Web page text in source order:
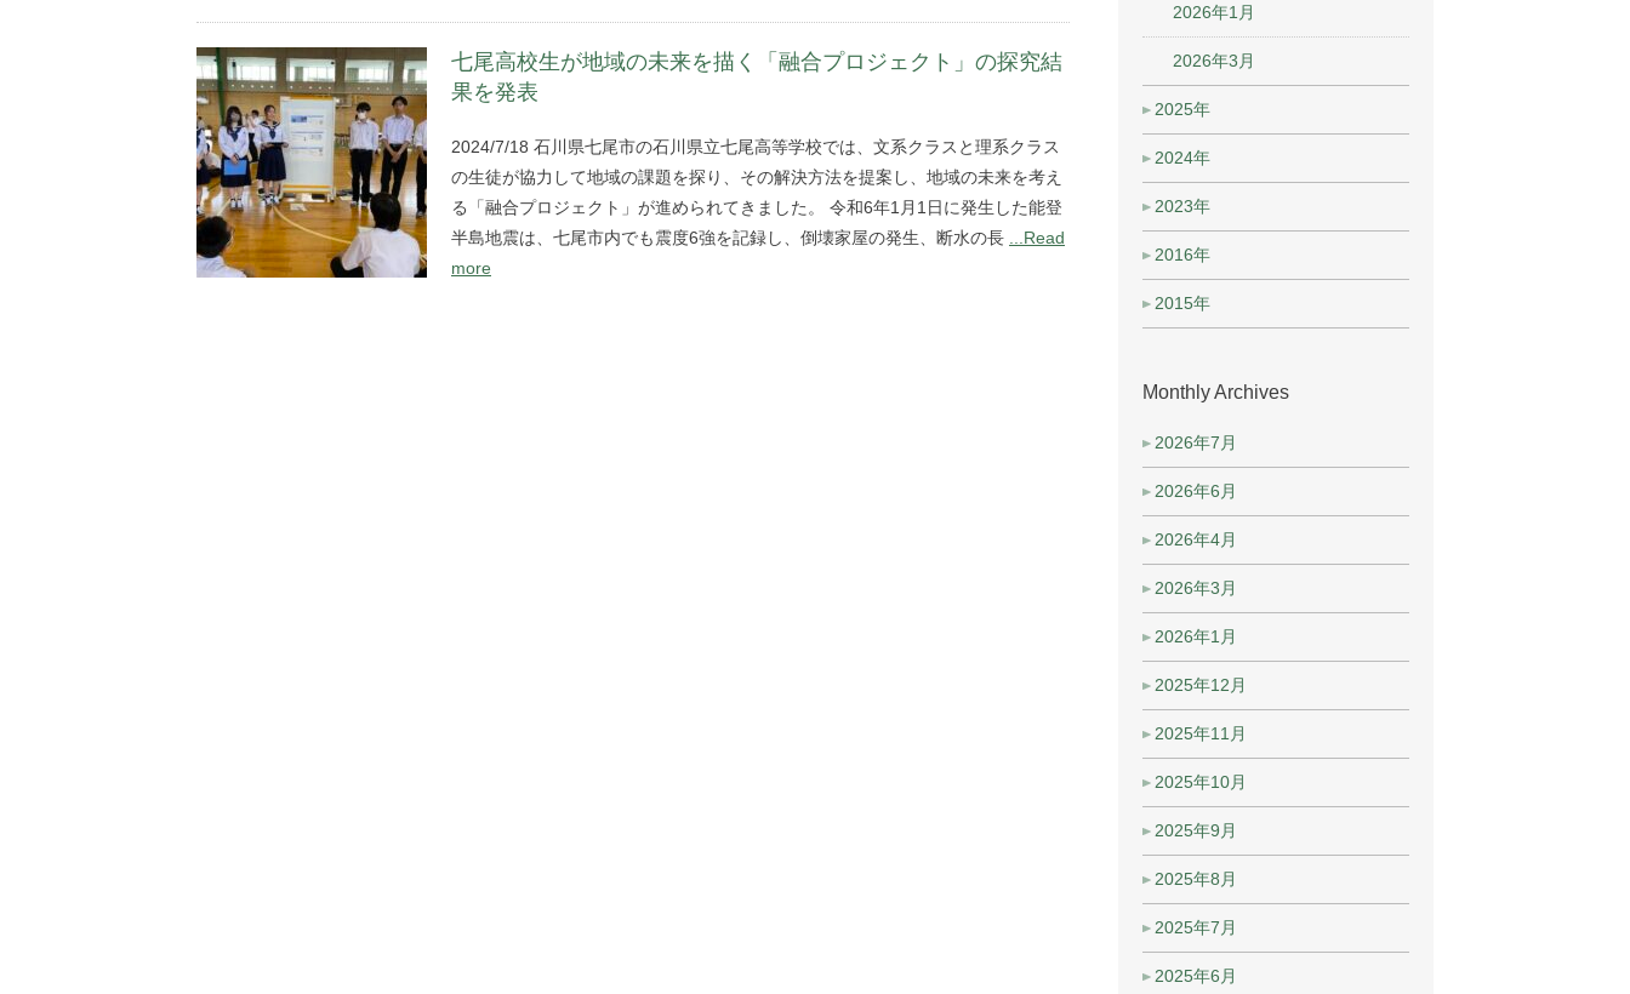
七尾高校生が地域の未来を描く「融合プロジェクト」の探究結
果を発表
2024/7/18 石川県七尾市の石川県立七尾高等学校では、文系クラスと理系クラス
の生徒が協力して地域の課題を探り、その解決方法を提案し、地域の未来を考え
る「融合プロジェクト」が進められてきました。 令和6年1月1日に発生した能登
半島地震は、七尾市内でも震度6強を記録し、倒壊家屋の発生、断水の長
...Read
more
2026年1月
2026年3月
2025年
2024年
2023年
2016年
2015年
Monthly Archives
2026年7月
2026年6月
2026年4月
2026年3月
2026年1月
2025年12月
2025年11月
2025年10月
2025年9月
2025年8月
2025年7月
2025年6月